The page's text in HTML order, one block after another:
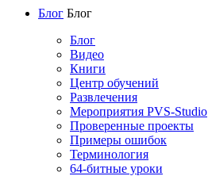
Блог Блог
Блог
Видео
Книги
Центр обучений
Развлечения
Мероприятия PVS-Studio
Проверенные проекты
Примеры ошибок
Терминология
64-битные уроки